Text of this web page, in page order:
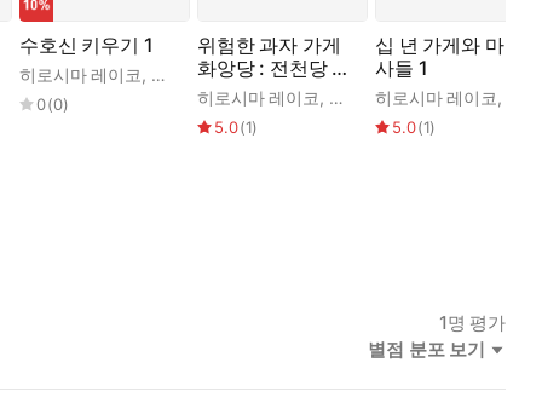
루,김지영
수호신 키우기 1
히로시마 레이코, 기무라 이코,황세정
0(0)
위험한 과자 가게
화앙당 : 전천당 번
외편
히로시마 레이코, 쟈쟈 김정화
5.0(1)
십 년 가게와 마법
사들 1
히로시마 레이코,
5.0(1)
1명 평가
별점 분포 보기